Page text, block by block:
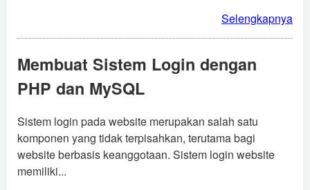
Selengkapnya
Membuat Sistem Login dengan
PHP dan MySQL
Sistem login pada website merupakan salah satu
komponen yang tidak terpisahkan, terutama bagi
website berbasis keanggotaan. Sistem login website
memiliki...